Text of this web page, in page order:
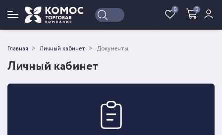
0 0
Войти Регистрация
Главная Личный кабинет Документы
Личный кабинет